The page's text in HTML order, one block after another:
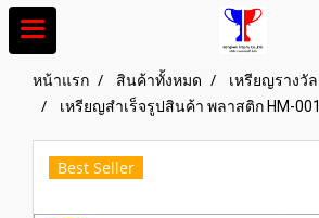
หน้าแรก สินค้าทั้งหมด
เหรียญรางวัล
เหรียญสำเร็จรูปสินค้า พลาสติก HM-001
Best Seller